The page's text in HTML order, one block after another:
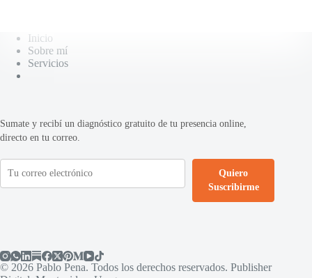
Inicio
Sobre mí
Servicios
Sumate y recibí un diagnóstico gratuito de tu presencia online,
directo en tu correo.
Quiero
Suscribirme
© 2026 Pablo Pena. Todos los derechos reservados. Publisher